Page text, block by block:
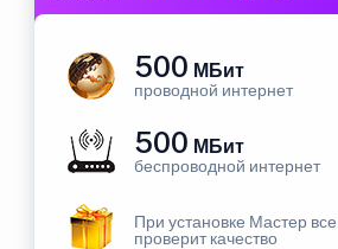
500 МБит
проводной интернет
500 МБит
беспроводной интернет
При установке Мастер
проверит качество